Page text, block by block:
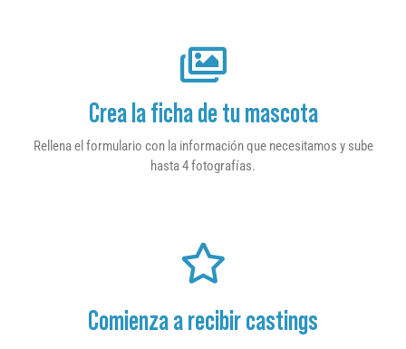
Crea la ficha de tu mascota
Rellena el formulario con la información que necesitamos y sube
hasta 4 fotografías.
Comienza a recibir castings